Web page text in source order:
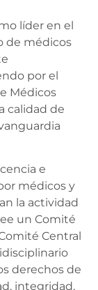
líder en el
de médicos
por el
Médicos
calidad de
e
médicos y
la actividad
un Comité
Central
derechos de
integridad,